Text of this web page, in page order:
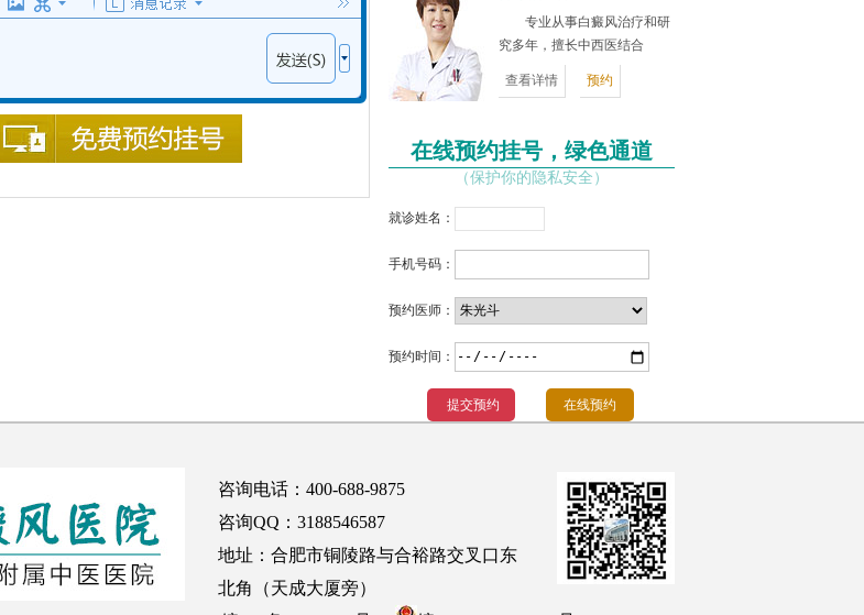
咨询热线：400-688-9875 进行交流咨询。
专业从事白癜风治疗和研
究多年，擅长中西医结合
查看详情 预约
在线预约挂号，绿色通道
（保护你的隐私安全）
就诊姓名：
手机号码：
预约医师：
预约时间：
在线预约
咨询电话：400-688-9875
咨询QQ：3188546587
地址：合肥市铜陵路与合裕路交叉口东
北角（天成大厦旁）